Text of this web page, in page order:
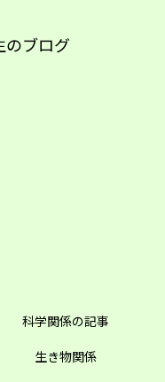
のブログ
科学関係の記事
生き物関係